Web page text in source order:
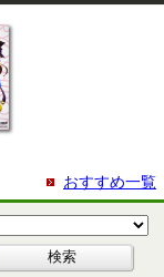
おすすめ一覧